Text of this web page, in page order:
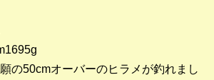
の50cmオーバーのヒラメが釣れまし
門